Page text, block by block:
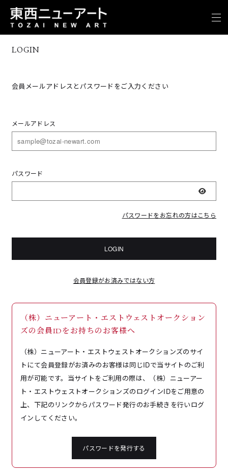
LOGIN
会員メールアドレスとパスワードをご入力ください
メールアドレス
パスワード
表示
パスワードをお忘れの方はこちら
LOGIN
会員登録がお済みではない方
（株）ニューアート・エストウェストオークション
ズの会員IDをお持ちのお客様へ
（株）ニューアート・エストウェストオークションズのサイ
トにて会員登録がお済みのお客様は同じIDで当サイトのご利
用が可能です。当サイトをご利用の際は、（株）ニューアー
ト・エストウェストオークションズのログインIDをご用意の
上、下記のリンクからパスワード発行のお手続きを行いログ
インしてください。
パスワードを発行する